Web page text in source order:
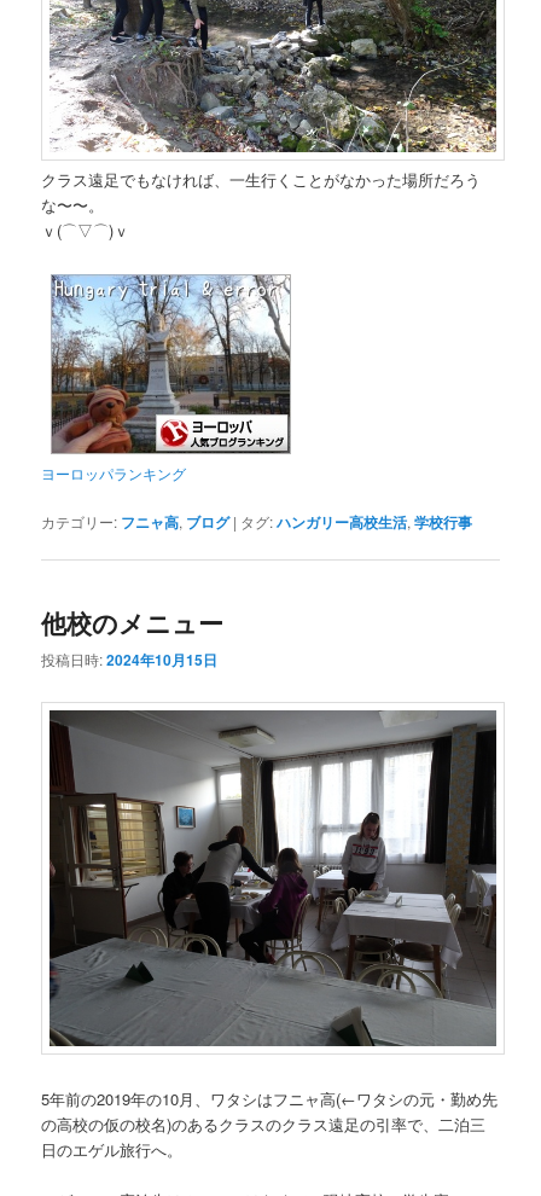
クラス遠足でもなければ、一生行くことがなかった場所だろう
な〜〜。
ｖ(⌒▽⌒)ｖ
ヨーロッパランキング
カテゴリー: フニャ高, ブログ | タグ:ハンガリー高校生活,学校行事
他校のメニュー
投稿日時:2024年10月15日
5年前の2019年の10月、ワタシはフニャ高(←ワタシの元・勤め先
の高校の仮の校名)のあるクラスのクラス遠足の引率で、二泊三
日のエゲル旅行へ。